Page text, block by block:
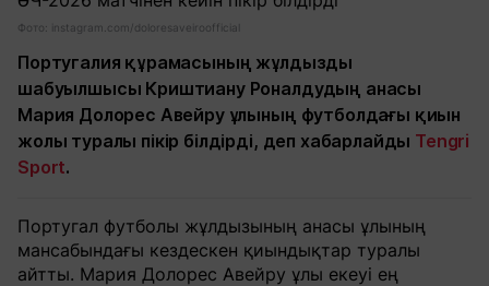
Фото: instagram.com/doloresaveiroofficial
Португалия құрамасының жұлдызды
шабуылшысы Криштиану Роналдудың анасы
Мария Долорес Авейру ұлының футболдағы қиын
жолы туралы пікір білдірді, деп хабарлайды Tengri
Sport.
Португал футболы жұлдызының анасы ұлының
мансабындағы кездескен қиындықтар туралы
айтты. Мария Долорес Авейру ұлы екеуі ең